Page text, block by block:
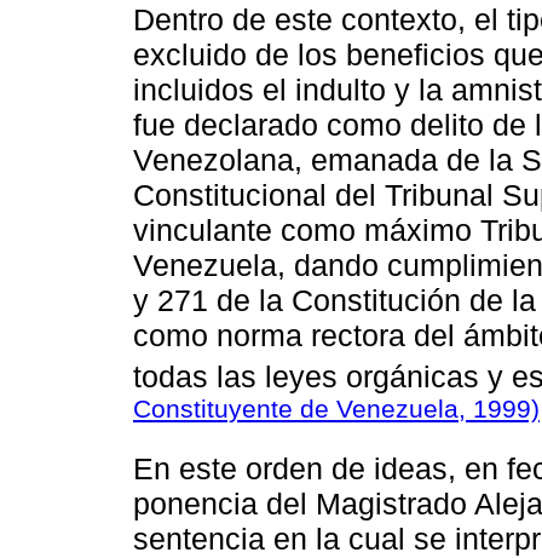
Dentro de este contexto, el
excluido de los beneficios
incluidos el indulto y la
fue declarado como delito de
Venezolana, emanada de la
Constitucional del Tribunal
vinculante como máximo
Venezuela, dando
y 271 de la Constitución de
como norma rectora del
todas las leyes orgánicas y
Constituyente de Venezuela, 1999)
En este orden de ideas, en
ponencia del Magistrado
sentencia en la cual se